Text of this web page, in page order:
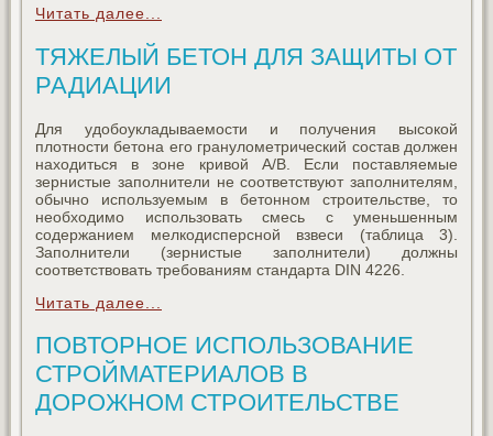
Читать далее...
ТЯЖЕЛЫЙ БЕТОН ДЛЯ ЗАЩИТЫ ОТ
РАДИАЦИИ
Для удобоукладываемости и получения высокой
плотности бетона его гранулометрический состав должен
находиться в зоне кривой A/B. Если поставляемые
зернистые заполнители не соответствуют заполнителям,
обычно используемым в бетонном строительстве, то
необходимо использовать смесь с уменьшенным
содержанием мелкодисперсной взвеси (таблица 3).
Заполнители (зернистые заполнители) должны
соответствовать требованиям стандарта DIN 4226.
Читать далее...
ПОВТОРНОЕ ИСПОЛЬЗОВАНИЕ
СТРОЙМАТЕРИАЛОВ В
ДОРОЖНОМ СТРОИТЕЛЬСТВЕ